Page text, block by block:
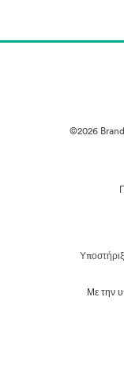
©2026
Με την